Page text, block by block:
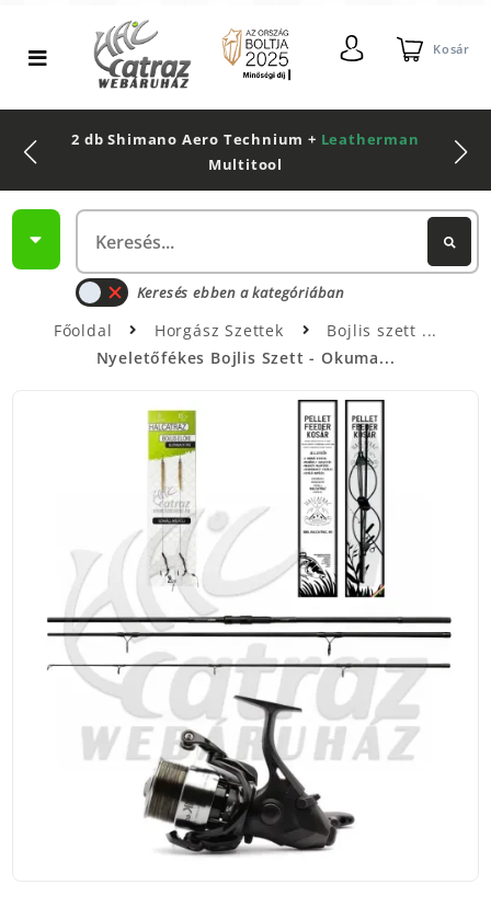
Kosár
2 db Shimano Aero Technium + Leatherman
Multitool
Keresés ebben a kategóriában
Főoldal Horgász Szettek
Bojlis szett
Nyeletőfékes Bojlis Szett - Okuma...